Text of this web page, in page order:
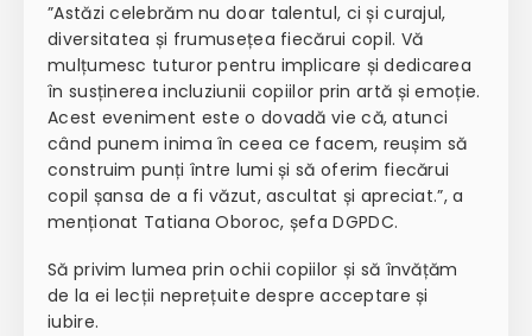
”Astăzi celebrăm nu doar talentul, ci și curajul,
diversitatea și frumusețea fiecărui copil. Vă
mulțumesc tuturor pentru implicare și dedicarea
în susținerea incluziunii copiilor prin artă și emoție.
Acest eveniment este o dovadă vie că, atunci
când punem inima în ceea ce facem, reușim să
construim punți între lumi și să oferim fiecărui
copil șansa de a fi văzut, ascultat și apreciat.”, a
menționat Tatiana Oboroc, șefa DGPDC.
Să privim lumea prin ochii copiilor și să învățăm
de la ei lecții neprețuite despre acceptare și
iubire.